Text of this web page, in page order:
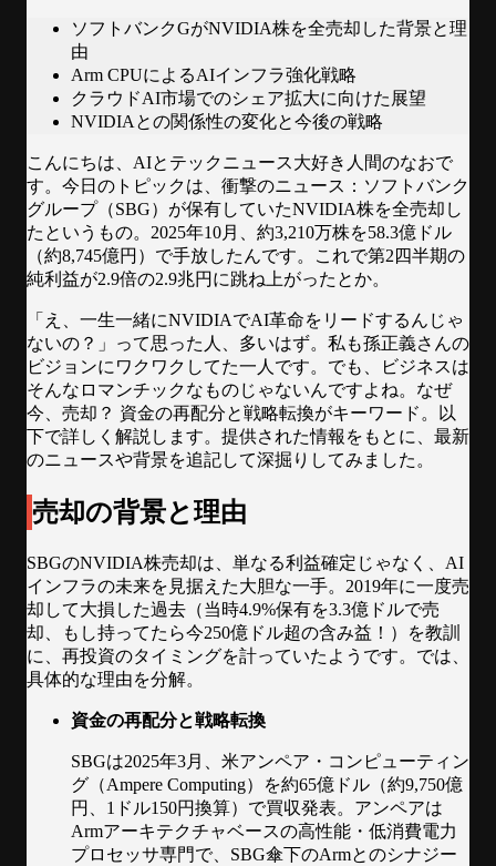
ソフトバンクGがNVIDIA株を全売却した背景と理
由
Arm CPUによるAIインフラ強化戦略
クラウドAI市場でのシェア拡大に向けた展望
NVIDIAとの関係性の変化と今後の戦略
こんにちは、AIとテックニュース大好き人間のなおで
す。今日のトピックは、衝撃のニュース：ソフトバンク
グループ（SBG）が保有していたNVIDIA株を全売却し
たというもの。2025年10月、約3,210万株を58.3億ドル
（約8,745億円）で手放したんです。これで第2四半期の
純利益が2.9倍の2.9兆円に跳ね上がったとか。
「え、一生一緒にNVIDIAでAI革命をリードするんじゃ
ないの？」って思った人、多いはず。私も孫正義さんの
ビジョンにワクワクしてた一人です。でも、ビジネスは
そんなロマンチックなものじゃないんですよね。なぜ
今、売却？ 資金の再配分と戦略転換がキーワード。以
下で詳しく解説します。提供された情報をもとに、最新
のニュースや背景を追記して深掘りしてみました。
売却の背景と理由
SBGのNVIDIA株売却は、単なる利益確定じゃなく、AI
インフラの未来を見据えた大胆な一手。2019年に一度売
却して大損した過去（当時4.9%保有を3.3億ドルで売
却、もし持ってたら今250億ドル超の含み益！）を教訓
に、再投資のタイミングを計っていたようです。では、
具体的な理由を分解。
資金の再配分と戦略転換
SBGは2025年3月、米アンペア・コンピューティン
グ（Ampere Computing）を約65億ドル（約9,750億
円、1ドル150円換算）で買収発表。アンペアは
Armアーキテクチャベースの高性能・低消費電力
プロセッサ専門で、SBG傘下のArmとのシナジー